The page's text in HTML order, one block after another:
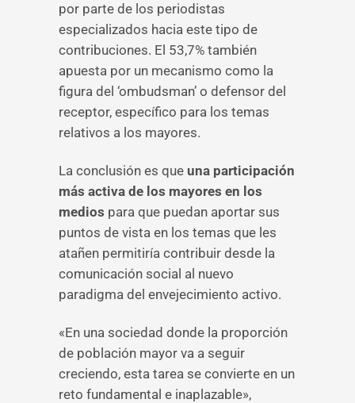
por parte de los periodistas
especializados hacia este tipo de
contribuciones. El 53,7% también
apuesta por un mecanismo como la
figura del ‘ombudsman’ o defensor del
receptor, específico para los temas
relativos a los mayores.
La conclusión es que una participación
más activa de los mayores en los
medios para que puedan aportar sus
puntos de vista en los temas que les
atañen permitiría contribuir desde la
comunicación social al nuevo
paradigma del envejecimiento activo.
«En una sociedad donde la proporción
de población mayor va a seguir
creciendo, esta tarea se convierte en un
reto fundamental e inaplazable»,